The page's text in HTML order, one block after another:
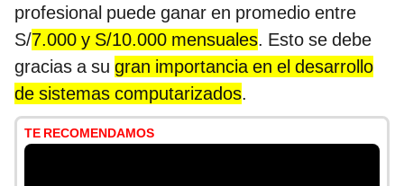
profesional puede ganar en promedio entre
S/7.000 y S/10.000 mensuales. Esto se debe
gracias a su gran importancia en el desarrollo
de sistemas computarizados.
TE RECOMENDAMOS